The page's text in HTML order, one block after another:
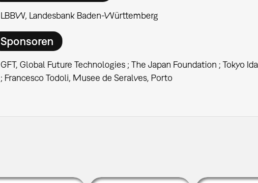
LBBW, Landesbank Baden-Württemberg
Sponsoren
GFT, Global Future Technologies ; The Japan Foundation ; Tokyo
; Francesco Todoli, Musee de Seralves, Porto